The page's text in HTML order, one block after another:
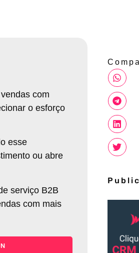
com
o esforço
esse
ou abre
serviço B2B
com mais